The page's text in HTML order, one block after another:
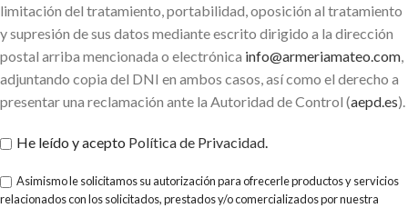
limitación del tratamiento, portabilidad, oposición al tratamiento
y supresión de sus datos mediante escrito dirigido a la dirección
postal arriba mencionada o electrónica info@armeriamateo.com
adjuntando copia del DNI en ambos casos, así como el derecho a
presentar una reclamación ante la Autoridad de Control (aepd.es).
He leído y acepto Política de Privacidad
Asimismo le solicitamos su autorización para ofrecerle productos y servicios
relacionados con los solicitados, prestados y/o comercializados por nuestra